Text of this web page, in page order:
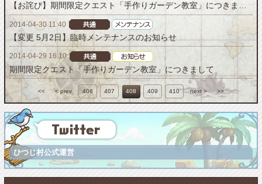
【お詫び】期間限定クエスト「手作りガーデン教室」につきまして
2014-04-30 11:40
【変更 5月2日】臨時メンテナンスのお知らせ
2014-04-29 16:10
期間限定クエスト「手作りガーデン教室」につきまして
<< < prev 406 407 408 409 410 next > >>
ひつじ村公式運営